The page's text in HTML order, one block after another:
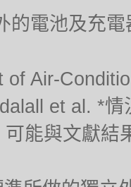
的電池及充
of Air-
et al. *
能與文獻結